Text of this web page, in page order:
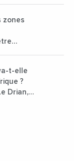
zones
t-elle
?
Drian,